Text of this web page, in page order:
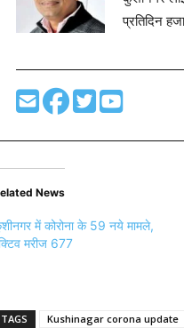
प्रतिदिन
News
में कोरोना के 59 नये मामले,
मरीज 677
TAGS Kushinagar corona update